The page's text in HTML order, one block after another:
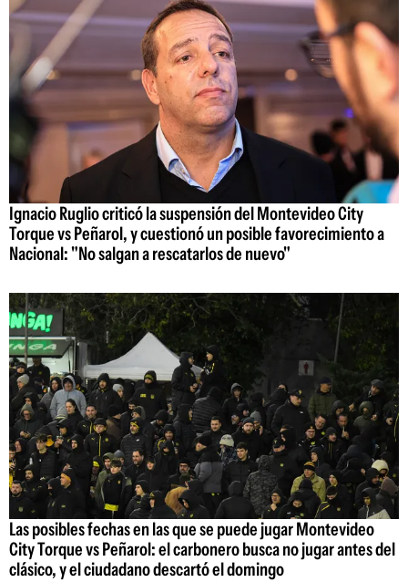
Ignacio Ruglio criticó la suspensión del Montevideo City
Torque vs Peñarol, y cuestionó un posible favorecimiento a
Nacional: "No salgan a rescatarlos de nuevo"
Las posibles fechas en las que se puede jugar Montevideo
City Torque vs Peñarol: el carbonero busca no jugar antes del
clásico, y el ciudadano descartó el domingo